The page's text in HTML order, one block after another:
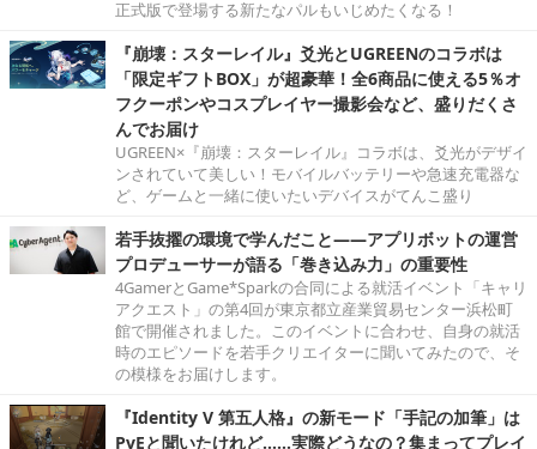
正式版で登場する新たなパルもいじめたくなる！
『崩壊：スターレイル』爻光とUGREENのコラボは
「限定ギフトBOX」が超豪華！全6商品に使える5％オ
フクーポンやコスプレイヤー撮影会など、盛りだくさ
んでお届け
UGREEN×『崩壊：スターレイル』コラボは、爻光がデザイ
ンされていて美しい！モバイルバッテリーや急速充電器な
ど、ゲームと一緒に使いたいデバイスがてんこ盛り
若手抜擢の環境で学んだこと――アプリボットの運営
プロデューサーが語る「巻き込み力」の重要性
4GamerとGame*Sparkの合同による就活イベント「キャリ
アクエスト」の第4回が東京都立産業貿易センター浜松町
館で開催されました。このイベントに合わせ、自身の就活
時のエピソードを若手クリエイターに聞いてみたので、そ
の模様をお届けします。
『Identity V 第五人格』の新モード「手記の加筆」は
PvEと聞いたけれど……実際どうなの？集まってプレイ